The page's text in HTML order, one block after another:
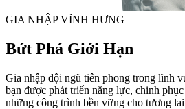
GIA NHẬP VĨNH HƯNG
Bứt Phá Giới Hạn
Gia nhập đội ngũ tiên phong trong lĩnh
bạn được phát triển năng lực, chinh
những công trình bền vững cho tương